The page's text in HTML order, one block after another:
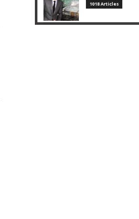
1018 Articles